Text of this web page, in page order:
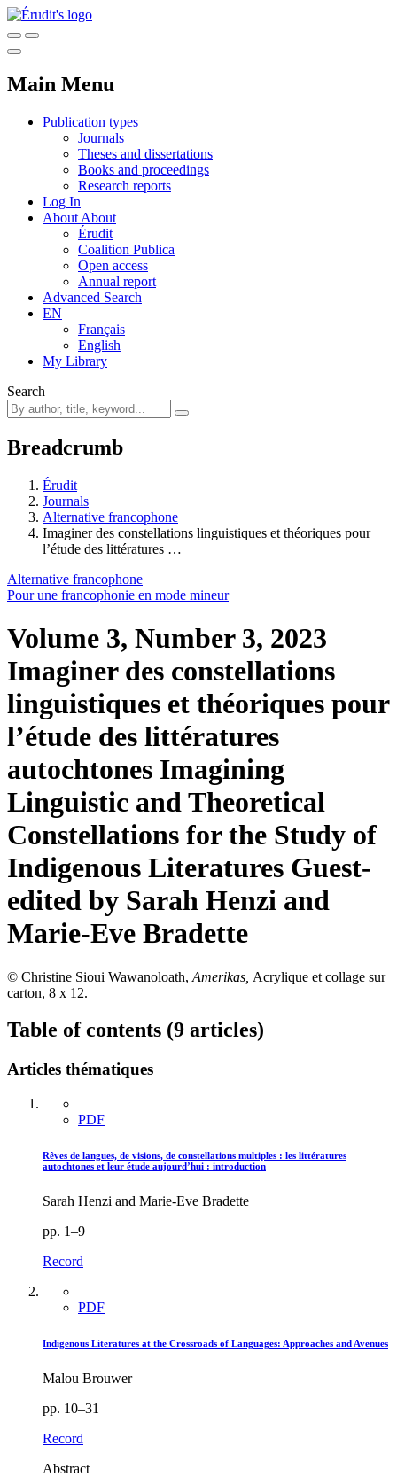
Main Menu
Publication types
Journals
Theses and dissertations
Books and proceedings
Research reports
Log In
About About
Érudit
Coalition Publica
Open access
Annual report
Advanced Search
EN
Français
English
My Library
Search
Breadcrumb
Érudit
Journals
Alternative francophone
Imaginer des constellations linguistiques et théoriques pour
l’étude des littératures …
Alternative francophone
Pour une francophonie en mode mineur
Volume 3, Number 3, 2023
Imaginer des constellations
linguistiques et théoriques pour
l’étude des littératures
autochtones Imagining
Linguistic and Theoretical
Constellations for the Study of
Indigenous Literatures Guest-
edited by Sarah Henzi and
Marie-Eve Bradette
© Christine Sioui Wawanoloath, Amerikas, Acrylique et collage sur
carton, 8 x 12.
Table of contents (9 articles)
Articles thématiques
PDF
Rêves de langues, de visions, de constellations multiples : les littératures
autochtones et leur étude aujourd’hui : introduction
Sarah Henzi and Marie-Eve Bradette
pp. 1–9
Record
PDF
Indigenous Literatures at the Crossroads of Languages: Approaches and Avenues
Malou Brouwer
pp. 10–31
Record
Abstract